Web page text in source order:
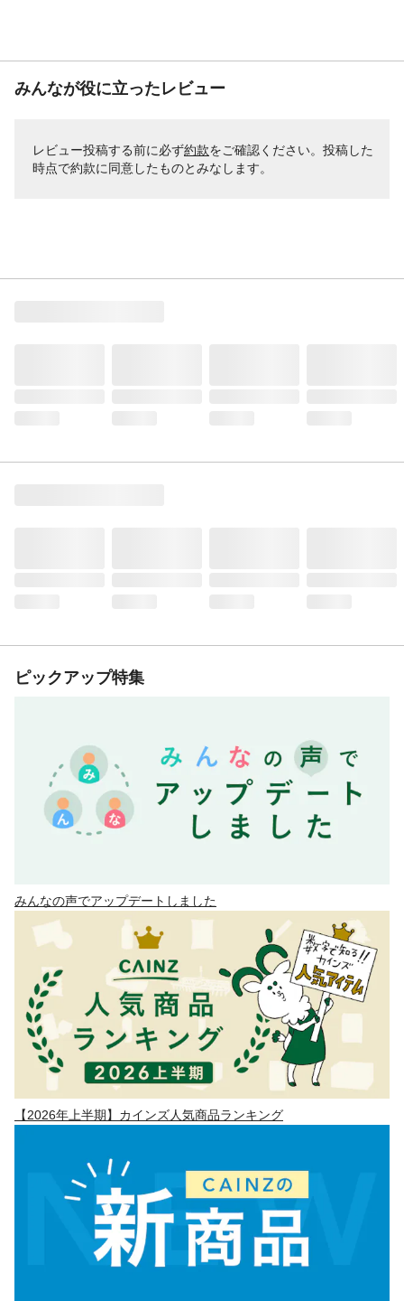
みんなが役に立ったレビュー
レビュー投稿する前に必ず約款をご確認ください。投稿した
時点で約款に同意したものとみなします。
ピックアップ特集
みんなの声でアップデートしました
【2026年上半期】カインズ人気商品ランキング